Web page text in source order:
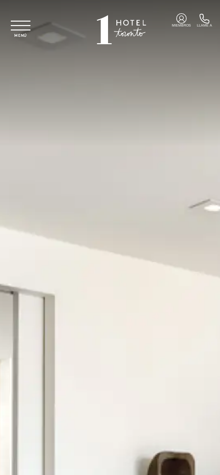
MENÚ
MIEMBROS LLAME A